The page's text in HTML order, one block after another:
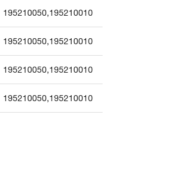
195210050,195210010
195210050,195210010
195210050,195210010
195210050,195210010